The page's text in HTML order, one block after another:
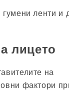
ленти и
лицето
на
фактори